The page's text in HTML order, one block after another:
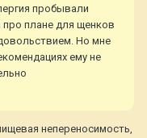
пробывали
плане для щенков
Но мне
ему не
непереносимость,